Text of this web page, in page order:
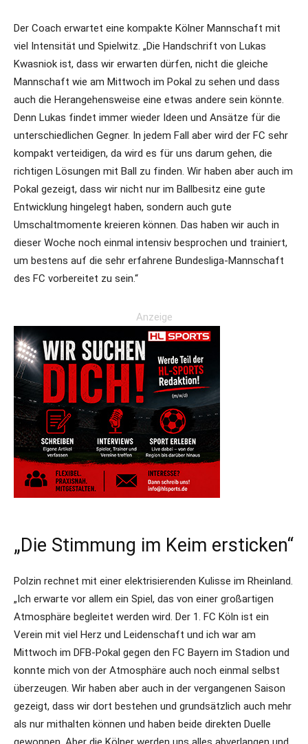
Der Coach erwartet eine kompakte Kölner Mannschaft mit
viel Intensität und Spielwitz. „Die Handschrift von Lukas
Kwasniok ist, dass wir erwarten dürfen, nicht die gleiche
Mannschaft wie am Mittwoch im Pokal zu sehen und dass
auch die Herangehensweise eine etwas andere sein könnte.
Denn Lukas findet immer wieder Ideen und Ansätze für die
unterschiedlichen Gegner. In jedem Fall aber wird der FC sehr
kompakt verteidigen, da wird es für uns darum gehen, die
richtigen Lösungen mit Ball zu finden. Wir haben aber auch im
Pokal gezeigt, dass wir nicht nur im Ballbesitz eine gute
Entwicklung hingelegt haben, sondern auch gute
Umschaltmomente kreieren können. Das haben wir auch in
dieser Woche noch einmal intensiv besprochen und trainiert,
um bestens auf die sehr erfahrene Bundesliga-Mannschaft
des FC vorbereitet zu sein.“
Anzeige
„Die Stimmung im Keim ersticken“
Polzin rechnet mit einer elektrisierenden Kulisse im Rheinland.
„Ich erwarte vor allem ein Spiel, das von einer großartigen
Atmosphäre begleitet werden wird. Der 1. FC Köln ist ein
Verein mit viel Herz und Leidenschaft und ich war am
Mittwoch im DFB-Pokal gegen den FC Bayern im Stadion und
konnte mich von der Atmosphäre auch noch einmal selbst
überzeugen. Wir haben aber auch in der vergangenen Saison
gezeigt, dass wir dort bestehen und grundsätzlich auch mehr
als nur mithalten können und haben beide direkten Duelle